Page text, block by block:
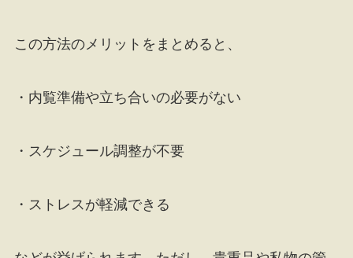
この方法のメリットをまとめると、
・内覧準備や立ち合いの必要がない
・スケジュール調整が不要
・ストレスが軽減できる